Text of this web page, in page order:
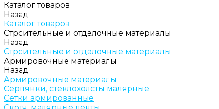
Каталог товаров
Назад
Каталог товаров
Строительные и отделочные материалы
Назад
Строительные и отделочные материалы
Армировочные материалы
Назад
Армировочные материалы
Серпянки, стеклохолсты малярные
Сетки армированные